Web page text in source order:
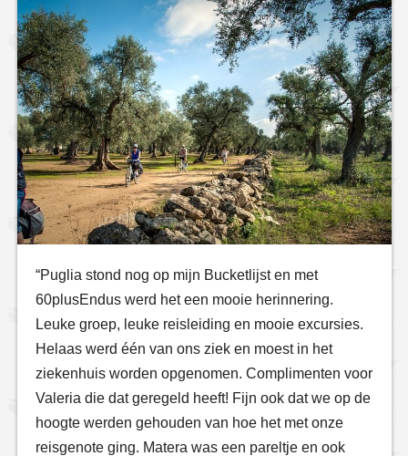
“Puglia stond nog op mijn Bucketlijst en met
60plusEndus werd het een mooie herinnering.
Leuke groep, leuke reisleiding en mooie excursies.
Helaas werd één van ons ziek en moest in het
ziekenhuis worden opgenomen. Complimenten voor
Valeria die dat geregeld heeft! Fijn ook dat we op de
hoogte werden gehouden van hoe het met onze
reisgenote ging. Matera was een pareltje en ook